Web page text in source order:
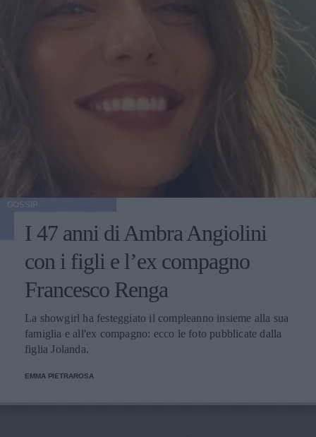
I 47 anni di Ambra Angiolini
con i figli e l’ex compagno
Francesco Renga
La showgirl ha festeggiato il compleanno insieme alla sua
famiglia e all'ex compagno: ecco le foto pubblicate dalla
figlia Jolanda.
EMMA PIETRAROSA